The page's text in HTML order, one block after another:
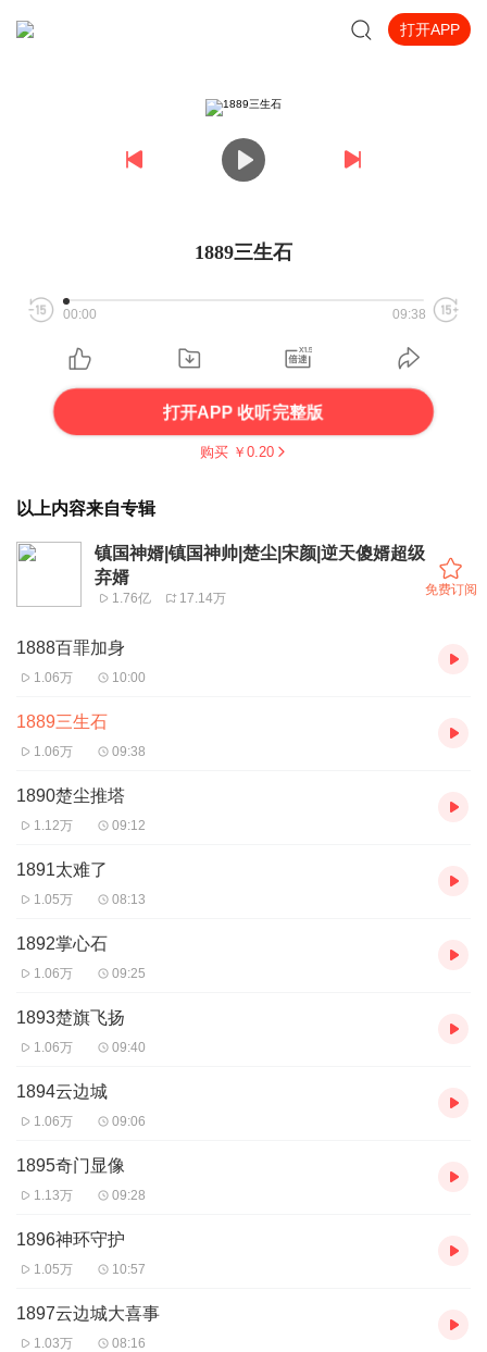
打开APP
1889三生石
00:00 09:38
打开APP 收听完整版
购买 ￥ 0.20
以上内容来自专辑
镇国神婿|镇国神帅|楚尘|宋颜|逆天傻婿超级
弃婿
1.76亿 17.14万
免费订阅
1888百罪加身
1.06万 10:00
1889三生石
1.06万 09:38
1890楚尘推塔
1.12万 09:12
1891太难了
1.05万 08:13
1892掌心石
1.06万 09:25
1893楚旗飞扬
1.06万 09:40
1894云边城
1.06万 09:06
1895奇门显像
1.13万 09:28
1896神环守护
1.05万 10:57
1897云边城大喜事
1.03万 08:16